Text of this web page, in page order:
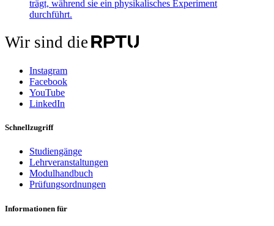
Wir sind die
Instagram
Facebook
YouTube
LinkedIn
Schnellzugriff
Studiengänge
Lehrveranstaltungen
Modulhandbuch
Prüfungsordnungen
Informationen für